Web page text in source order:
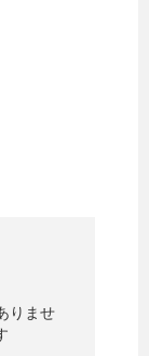
りませ